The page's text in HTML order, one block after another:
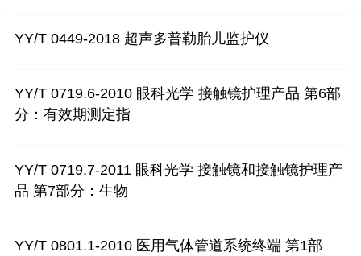
YY/T 0449-2018 超声多普勒胎儿监护仪
YY/T 0719.6-2010 眼科光学 接触镜护理产品 第6部
分：有效期测定指
YY/T 0719.7-2011 眼科光学 接触镜和接触镜护理产
品 第7部分：生物
YY/T 0801.1-2010 医用气体管道系统终端 第1部